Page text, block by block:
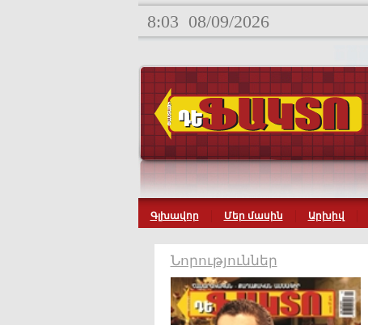
8:03 08/09/2026
Գլխավոր Մեր մասին Արխիվ
Նորություններ